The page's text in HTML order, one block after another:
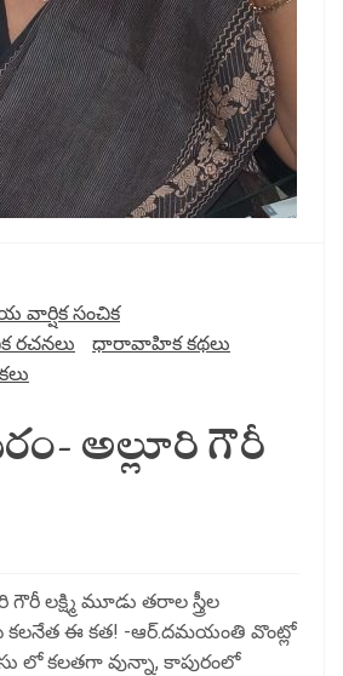
వార్షిక సంచిక
రచనలు
ధారావాహిక కథలు
అల్లూరి గౌరీ
లక్ష్మి మూడు తరాల స్త్రీల
ఈ కత! -ఆర్.దమయంతి వొంట్లో
లో కలతగా వున్నా, కాపురంలో